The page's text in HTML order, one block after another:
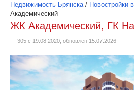
Недвижимость Брянска/ Новостройки
Академический
ЖК Академический, ГК
305 с 19.08.2020, обновлен 15.07.2026